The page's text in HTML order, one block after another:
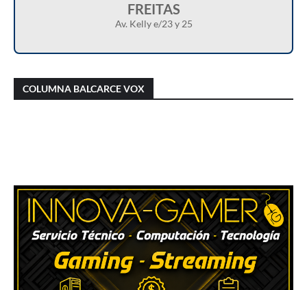
FREITAS
Av. Kelly e/23 y 25
COLUMNA BALCARCE VOX
que se conozca la carga horaria de cada
médico/a municipal
cuestionó el proyecto de reforma de la Ley de
Tierras y advirtió sobre una “entrega total”